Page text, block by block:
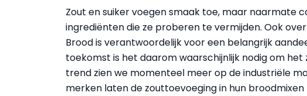
Zout en suiker voegen smaak toe, maar naarmate
ingrediënten die ze proberen te vermijden. Ook
Brood is verantwoordelijk voor een belangrijk
toekomst is het daarom waarschijnlijk nodig om
trend zien we momenteel meer op de industriële
merken laten de zouttoevoeging in hun